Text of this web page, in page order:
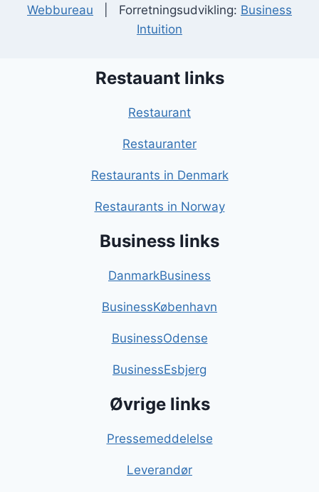
Webbureau | Forretningsudvikling: Business
Intuition
Restauant links
Restaurant
Restauranter
Restaurants in Denmark
Restaurants in Norway
Business links
DanmarkBusiness
BusinessKøbenhavn
BusinessOdense
BusinessEsbjerg
Øvrige links
Pressemeddelelse
Leverandør